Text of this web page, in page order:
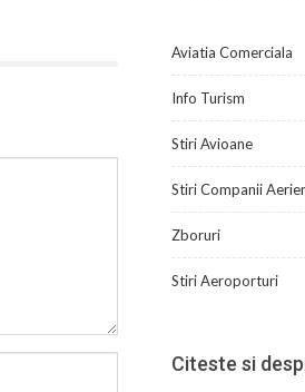
Aviatia Comerciala
Info Turism
Stiri Avioane
Stiri Companii
Zboruri
Stiri Aeroporturi
Citeste si